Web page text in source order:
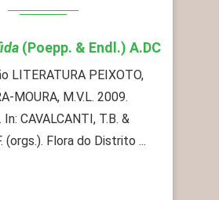
(Poepp. & Endl.) A.DC
LITERATURA PEIXOTO,
MOURA, M.V.L. 2009.
CAVALCANTI, T.B. &
(orgs.). Flora do Distrito ...